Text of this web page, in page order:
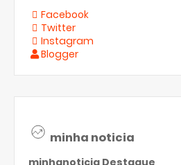
Facebook
Twitter
Instagram
Blogger
minha noticia
minhanoticia Destaque